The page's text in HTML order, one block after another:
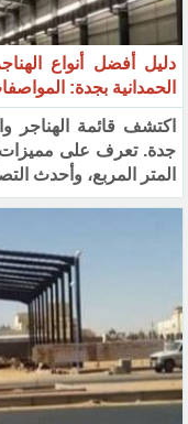
دليل أفضل أنواع
الحمدانية بجدة:
جدة. تعرف على مميزات
المتر المربع، وأحدث